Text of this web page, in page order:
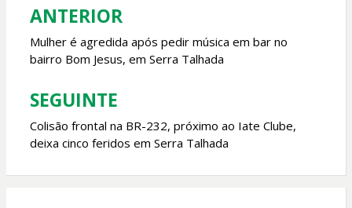
k p
Navegação
de
Post
ANTERIOR
Mulher é agredida após pedir música em bar no
bairro Bom Jesus, em Serra Talhada
SEGUINTE
Colisão frontal na BR-232, próximo ao Iate Clube,
deixa cinco feridos em Serra Talhada